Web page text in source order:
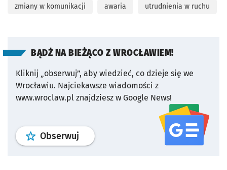
zmiany w komunikacji awaria utrudnienia w ruchu
BĄDŹ NA BIEŻĄCO Z WROCŁAWIEM!
Kliknij „obserwuj”, aby wiedzieć, co dzieje się we
Wrocławiu. Najciekawsze wiadomości z
www.wroclaw.pl znajdziesz w Google News!
Obserwuj profil serwisu